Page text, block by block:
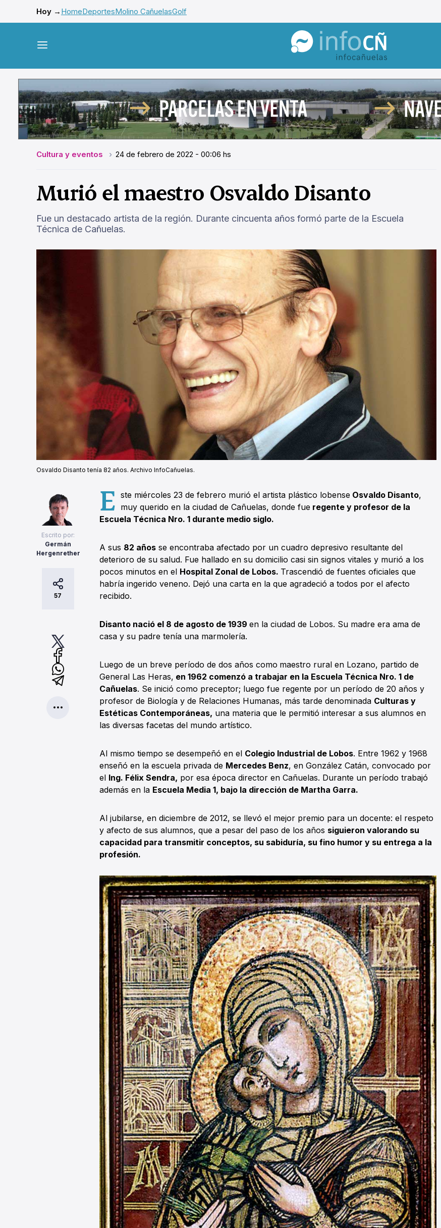
Hoy → HomeDeportesMolino CañuelasGolf
InfoCañuelas
Cultura y eventos 24 de febrero de 2022 - 00:06 hs
Murió el maestro Osvaldo Disanto
Fue un destacado artista de la región. Durante cincuenta años formó parte de la Escuela
Técnica de Cañuelas.
Osvaldo Disanto tenía 82 años. Archivo InfoCañuelas.
Escrito por:
Germán
Hergenrether
57
E ste miércoles 23 de febrero murió el artista plástico lobense Osvaldo Disanto,
muy querido en la ciudad de Cañuelas, donde fue regente y profesor de la
Escuela Técnica Nro. 1 durante medio siglo.
A sus 82 años se encontraba afectado por un cuadro depresivo resultante del
deterioro de su salud. Fue hallado en su domicilio casi sin signos vitales y murió a los
pocos minutos en el Hospital Zonal de Lobos. Trascendió de fuentes oficiales que
habría ingerido veneno. Dejó una carta en la que agradeció a todos por el afecto
recibido.
Disanto nació el 8 de agosto de 1939 en la ciudad de Lobos. Su madre era ama de
casa y su padre tenía una marmolería.
Luego de un breve período de dos años como maestro rural en Lozano, partido de
General Las Heras, en 1962 comenzó a trabajar en la Escuela Técnica Nro. 1 de
Cañuelas. Se inició como preceptor; luego fue regente por un período de 20 años y
profesor de Biología y de Relaciones Humanas, más tarde denominada Culturas y
Estéticas Contemporáneas, una materia que le permitió interesar a sus alumnos en
las diversas facetas del mundo artístico.
Al mismo tiempo se desempeñó en el Colegio Industrial de Lobos. Entre 1962 y 1968
enseñó en la escuela privada de Mercedes Benz, en González Catán, convocado por
el Ing. Félix Sendra, por esa época director en Cañuelas. Durante un período trabajó
además en la Escuela Media 1, bajo la dirección de Martha Garra.
Al jubilarse, en diciembre de 2012, se llevó el mejor premio para un docente: el respeto
y afecto de sus alumnos, que a pesar del paso de los años siguieron valorando su
capacidad para transmitir conceptos, su sabiduría, su fino humor y su entrega a la
profesión.